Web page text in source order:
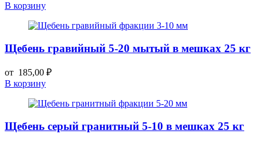
В корзину
Щебень гравийный 5-20 мытый в мешках 25 кг
от 185,00 ₽
В корзину
Щебень серый гранитный 5-10 в мешках 25 кг